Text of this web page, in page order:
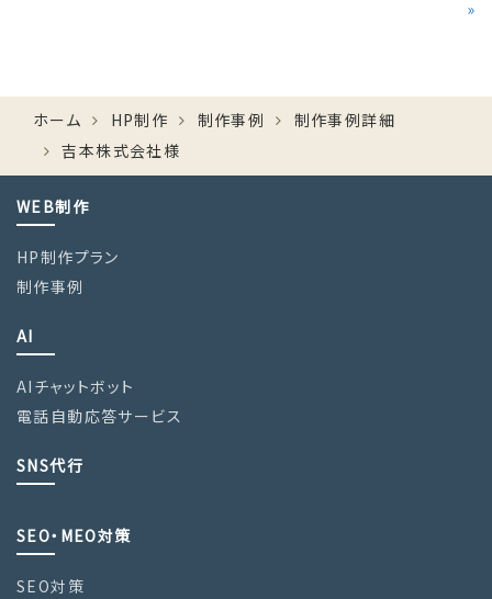
ホーム HP制作 制作事例
制作事例詳細
吉本株式会社様
WEB制作
HP制作プラン
制作事例
AI
AIチャットボット
電話自動応答サービス
SNS代行
SEO・MEO対策
SEO対策